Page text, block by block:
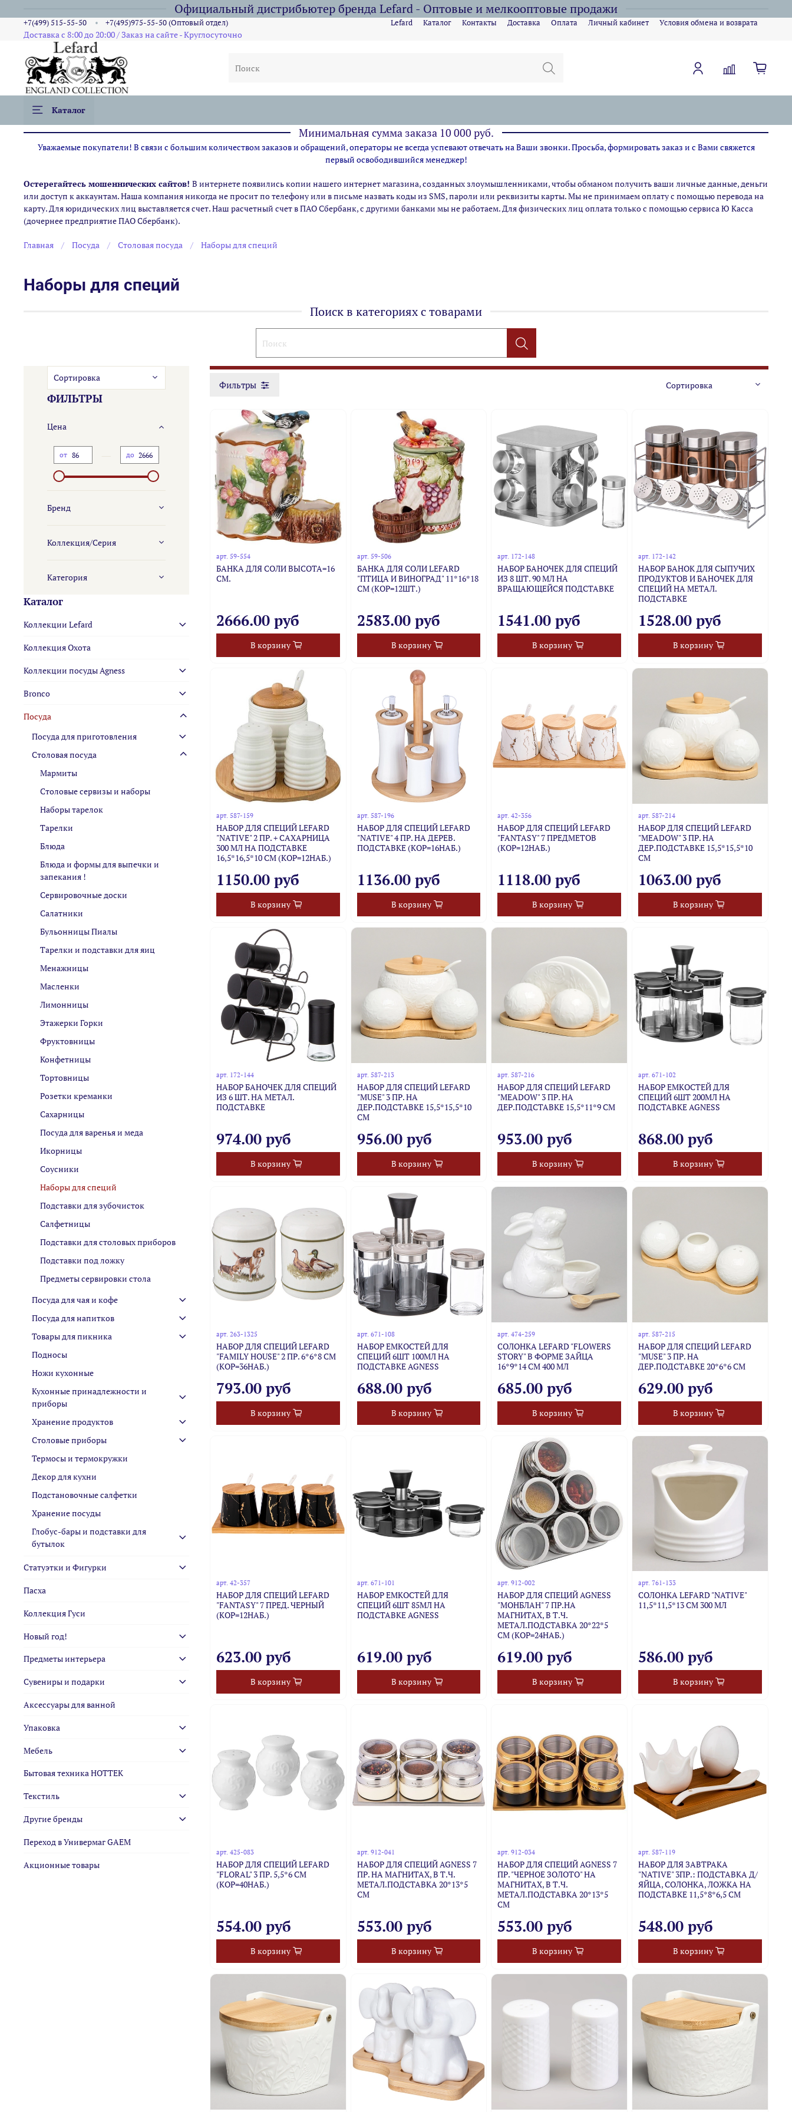
Официальный дистрибьютер бренда Lefard - Оптовые и мелкооптовые продажи
Lefard Каталог Контакты Доставка Оплата Личный кабинет Условия обмена и возврата
Доставка с 8:00 до 20:00 / Заказ на сайте - Круглосуточно
+7(499) 515-55-50 +7(495)975-55-50 (Оптовый отдел)
Каталог
Минимальная сумма заказа 10 000 руб.
Уважаемые покупатели! В связи с большим количеством заказов и обращений, операторы не всегда успевают отвечать на Ваши звонки. Просьба, формировать заказ и с Вами свяжется
первый освободившийся менеджер!
Остерегайтесь мошеннических сайтов! В интернете появились копии нашего интернет магазина,созданных злоумышленниками, чтобы обманом получить ваши личные данные, деньги
или доступ к аккаунтам. Наша компания никогда не просит по телефону или в письме назвать коды из SMS, пароли или реквизиты карты. Мы не принимаем оплату с помощью перевода на
карту. Для юридических лиц выставляется счет. Наш расчетный счет в ПАО Сбербанк, с другими банками мы не работаем. Для физических лиц оплата только с помощью сервиса Ю Касса
(дочернее предприятие ПАО Сбербанк).
Главная Посуда Столовая посуда Наборы для специй
Наборы для специй
Поиск в категориях с товарами
Фильтры
арт. 59-554
БАНКА ДЛЯ СОЛИ ВЫСОТА=16
СМ.
2666.00 руб
В корзину
арт. 59-506
БАНКА ДЛЯ СОЛИ LEFARD
"ПТИЦА И ВИНОГРАД" 11*16*18
СМ (КОР=12ШТ.)
2583.00 руб
В корзину
арт. 172-148
НАБОР БАНОЧЕК ДЛЯ СПЕЦИЙ
ИЗ 8 ШТ. 90 МЛ НА
ВРАЩАЮЩЕЙСЯ ПОДСТАВКЕ
1541.00 руб
В корзину
арт. 172-142
НАБОР БАНОК ДЛЯ СЫПУЧИХ
ПРОДУКТОВ И БАНОЧЕК ДЛЯ
СПЕЦИЙ НА МЕТАЛ.
ПОДСТАВКЕ
1528.00 руб
В корзину
арт. 587-159
НАБОР ДЛЯ СПЕЦИЙ LEFARD
"NATIVE" 2 ПР. + САХАРНИЦА
300 МЛ НА ПОДСТАВКЕ
16,5*16,5*10 СМ (КОР=12НАБ.)
1150.00 руб
В корзину
арт. 587-196
НАБОР ДЛЯ СПЕЦИЙ LEFARD
"NATIVE" 4 ПР. НА ДЕРЕВ.
ПОДСТАВКЕ (КОР=16НАБ.)
1136.00 руб
В корзину
арт.42-356
НАБОР ДЛЯ СПЕЦИЙ LEFARD
"FANTASY" 7 ПРЕДМЕТОВ
(КОР=12НАБ.)
1118.00 руб
В корзину
арт.587-214
НАБОР ДЛЯ СПЕЦИЙ LEFARD
"MEADOW" 3 ПР. НА
ДЕР.ПОДСТАВКЕ 15,5*15,5*10
СМ
1063.00 руб
В корзину
арт. 172-144
НАБОР БАНОЧЕК ДЛЯ СПЕЦИЙ
ИЗ 6 ШТ. НА МЕТАЛ.
ПОДСТАВКЕ
974.00 руб
В корзину
арт. 587-213
НАБОР ДЛЯ СПЕЦИЙ LEFARD
"MUSE" 3 ПР. НА
ДЕР.ПОДСТАВКЕ 15,5*15,5*10
СМ
956.00 руб
В корзину
арт.587-216
НАБОР ДЛЯ СПЕЦИЙ LEFARD
"MEADOW" 3 ПР. НА
ДЕР.ПОДСТАВКЕ 15,5*11*9 СМ
953.00 руб
В корзину
арт.671-102
НАБОР ЕМКОСТЕЙ ДЛЯ
СПЕЦИЙ 6ШТ 200МЛ НА
ПОДСТАВКЕ AGNESS
868.00 руб
В корзину
арт. 263-1325
НАБОР ДЛЯ СПЕЦИЙ LEFARD
"FAMILY HOUSE" 2 ПР. 6*6*8 СМ
(КОР=36НАБ.)
793.00 руб
В корзину
арт. 671-108
НАБОР ЕМКОСТЕЙ ДЛЯ
СПЕЦИЙ 6ШТ 100МЛ НА
ПОДСТАВКЕ AGNESS
688.00 руб
В корзину
арт.474-259
СОЛОНКА LEFARD "FLOWERS
STORY" В ФОРМЕ ЗАЙЦА
16*9*14 СМ 400 МЛ
685.00 руб
В корзину
арт.587-215
НАБОР ДЛЯ СПЕЦИЙ LEFARD
"MUSE" 3 ПР. НА
ДЕР.ПОДСТАВКЕ 20*6*6 СМ
629.00 руб
В корзину
арт. 42-357
НАБОР ДЛЯ СПЕЦИЙ LEFARD
"FANTASY" 7 ПРЕД. ЧЕРНЫЙ
(КОР=12НАБ.)
623.00 руб
В корзину
арт. 671-101
НАБОР ЕМКОСТЕЙ ДЛЯ
СПЕЦИЙ 6ШТ 85МЛ НА
ПОДСТАВКЕ AGNESS
619.00 руб
В корзину
арт.912-002
НАБОР ДЛЯ СПЕЦИЙ AGNESS
"МОНБЛАН" 7 ПР.НА
МАГНИТАХ, В Т.Ч.
МЕТАЛ.ПОДСТАВКА 20*22*5
СМ (КОР=24НАБ.)
619.00 руб
В корзину
арт.761-133
СОЛОНКА LEFARD "NATIVE"
11,5*11,5*13 СМ 300 МЛ
586.00 руб
В корзину
арт. 425-083
НАБОР ДЛЯ СПЕЦИЙ LEFARD
"FLORAL" 3 ПР. 5,5*6 СМ
(КОР=40НАБ.)
554.00 руб
В корзину
арт. 912-041
НАБОР ДЛЯ СПЕЦИЙ AGNESS 7
ПР. НА МАГНИТАХ, В Т.Ч.
МЕТАЛ.ПОДСТАВКА 20*13*5
СМ
553.00 руб
В корзину
арт.912-034
НАБОР ДЛЯ СПЕЦИЙ AGNESS 7
ПР. "ЧЕРНОЕ ЗОЛОТО" НА
МАГНИТАХ, В Т.Ч.
МЕТАЛ.ПОДСТАВКА 20*13*5
СМ
553.00 руб
В корзину
арт.587-119
НАБОР ДЛЯ ЗАВТРАКА
"NATIVE" 3ПР.: ПОДСТАВКА Д/
ЯЙЦА, СОЛОНКА, ЛОЖКА НА
ПОДСТАВКЕ 11,5*8*6,5 СМ
548.00 руб
В корзину
ФИЛЬТРЫ
Цена
от до
Бренд
Коллекция/Серия
Категория
Каталог
Коллекции Lefard
Коллекция Охота
Коллекции посуды Agness
Bronco
Посуда
Посуда для приготовления
Столовая посуда
Мармиты
Столовые сервизы и наборы
Наборы тарелок
Тарелки
Блюда
Блюда и формы для выпечки и
запекания !
Сервировочные доски
Салатники
Бульонницы Пиалы
Тарелки и подставки для яиц
Менажницы
Масленки
Лимонницы
Этажерки Горки
Фруктовницы
Конфетницы
Тортовницы
Розетки креманки
Сахарницы
Посуда для варенья и меда
Икорницы
Соусники
Наборы для специй
Подставки для зубочисток
Салфетницы
Подставки для столовых приборов
Подставки под ложку
Предметы сервировки стола
Посуда для чая и кофе
Посуда для напитков
Товары для пикника
Подносы
Ножи кухонные
Кухонные принадлежности и
приборы
Хранение продуктов
Столовые приборы
Термосы и термокружки
Декор для кухни
Подстановочные салфетки
Хранение посуды
Глобус-бары и подставки для
бутылок
Статуэтки и Фигурки
Пасха
Коллекция Гуси
Новый год!
Предметы интерьера
Сувениры и подарки
Аксессуары для ванной
Упаковка
Мебель
Бытовая техника HOTTEK
Текстиль
Другие бренды
Переход в Универмаг GAEM
Акционные товары